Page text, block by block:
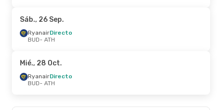
Ryanair Directo
ATH - BUD
RyanairDirecto
BUD- ATH
RyanairDirecto
ATH- BUD
Sáb., 26 Sep.
RyanairDirecto
BUD- ATH
Mié., 28 Oct.
RyanairDirecto
BUD- ATH